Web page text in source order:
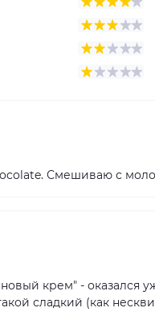
Смешиваю с
крем" - оказался
сладкий (как